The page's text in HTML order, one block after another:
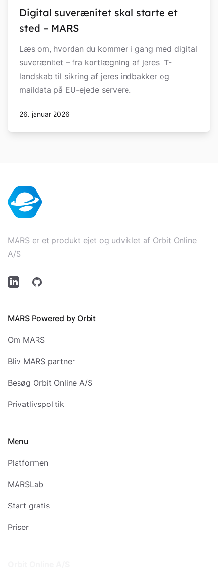
Digital suverænitet skal starte et
sted – MARS
Læs om, hvordan du kommer i gang med digital
suverænitet – fra kortlægning af jeres IT-
landskab til sikring af jeres indbakker og
maildata på EU-ejede servere.
26. januar 2026
MARS er et produkt ejet og udviklet af Orbit Online
A/S
LinkedInGithub
MARS Powered by Orbit
Om MARS
Bliv MARS partner
Besøg Orbit Online A/S
Privatlivspolitik
Menu
Platformen
MARSLab
Start gratis
Priser